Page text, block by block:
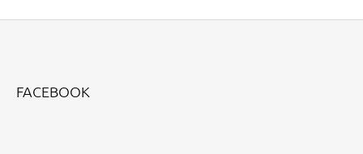
FACEBOOK